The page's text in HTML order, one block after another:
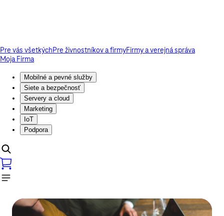
Pre vás všetkýchPre živnostníkov a firmyFirmy a verejná správa
Moja Firma
Mobilné a pevné služby
Siete a bezpečnosť
Servery a cloud
Marketing
IoT
Podpora